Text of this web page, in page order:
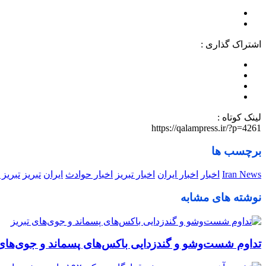
اشتراک گذاری :
لینک کوتاه :
https://qalampress.ir/?p=4261
برچسب ها
Iran News اخبار اخبار ایران اخبار تبریز اخبار حوادث ایران تبریز
نوشته های مشابه
تداوم شست‌وشو و گندزدایی باکس‌های پسماند و جوی‌های